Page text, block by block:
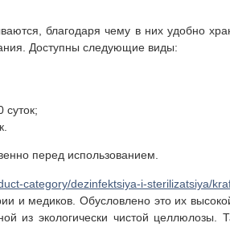
благодаря чему в них удобно
Доступны следующие виды:
суток;
перед использованием.
category/dezinfektsiya-i-sterilizatsiya/
и медиков. Обусловлено это их
из экологически чистой